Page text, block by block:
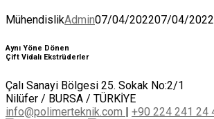
MühendislikAdmin07/04/202207/04/2022
Aynı Yöne Dönen
Çift Vidalı Ekstrüderler
Çalı Sanayi Bölgesi 25. Sokak No:2/1
Nilüfer / BURSA / TÜRKİYE
info@polimerteknik.com | +90 224 241 24